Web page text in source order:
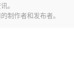
。
制作者和发布者。